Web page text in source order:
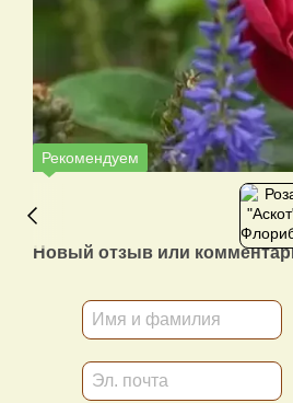
Рекомендуем
Новый отзыв или